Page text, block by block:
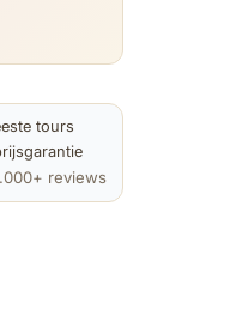
tours
reviews